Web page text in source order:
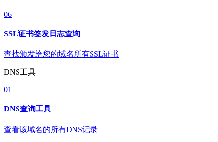
06
SSL证书签发日志查询
查找颁发给您的域名所有SSL证书
DNS工具
01
DNS查询工具
查看该域名的所有DNS记录